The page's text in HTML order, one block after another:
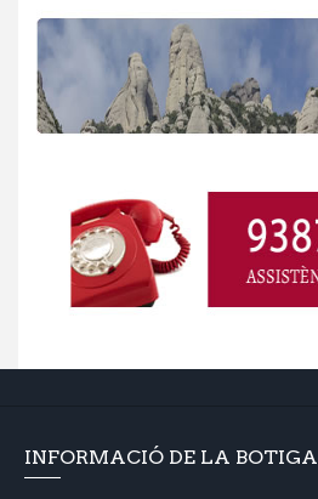
INFORMACIÓ DE LA BOTIGA